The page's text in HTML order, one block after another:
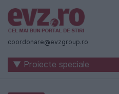
Știri
naționale
internaționale
coordonare@evzgroup.ro
▼ Proiecte speciale